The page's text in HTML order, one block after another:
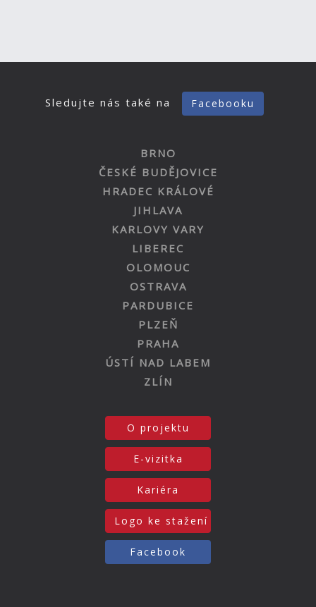
Sledujte nás také na Facebooku
BRNO
ČESKÉ BUDĚJOVICE
HRADEC KRÁLOVÉ
JIHLAVA
KARLOVY VARY
LIBEREC
OLOMOUC
OSTRAVA
PARDUBICE
PLZEŇ
PRAHA
ÚSTÍ NAD LABEM
ZLÍN
O projektu
E-vizitka
Kariéra
Logo ke stažení
Facebook